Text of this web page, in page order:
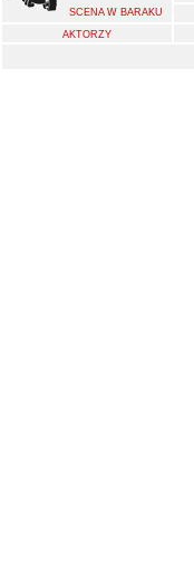
SCENA W BARAKU
AKTORZY